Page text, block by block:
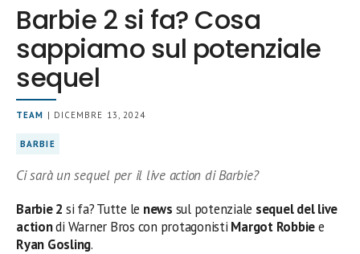
Barbie 2 si fa? Cosa
sappiamo sul potenziale
sequel
TEAM | DICEMBRE 13, 2024
BARBIE
Ci sarà un sequel per il live action di Barbie?
Barbie 2 si fa? Tutte le news sul potenziale sequel del live
actiondi Warner Bros con protagonisti Margot Robbiee
Ryan Gosling.